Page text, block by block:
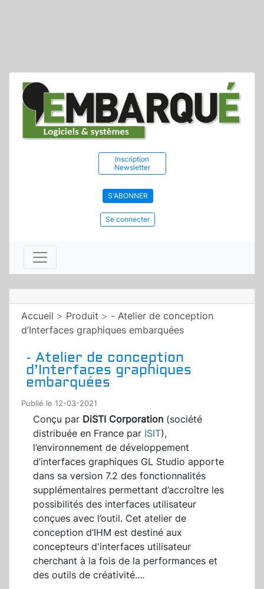
Inscription
Newsletter
S'ABONNER
Se connecter
Accueil > Produit > - Atelier de conception
d’Interfaces graphiques embarquées
- Atelier de conception
d’Interfaces graphiques
embarquées
Publié le 12-03-2021
Conçu par DiSTI Corporation (société
distribuée en France par ISIT),
l’environnement de développement
d’interfaces graphiques GL Studio apporte
dans sa version 7.2 des fonctionnalités
supplémentaires permettant d’accroître les
possibilités des interfaces utilisateur
conçues avec l’outil. Cet atelier de
conception d’IHM est destiné aux
concepteurs d'interfaces utilisateur
cherchant à la fois de la performances et
des outils de créativité....